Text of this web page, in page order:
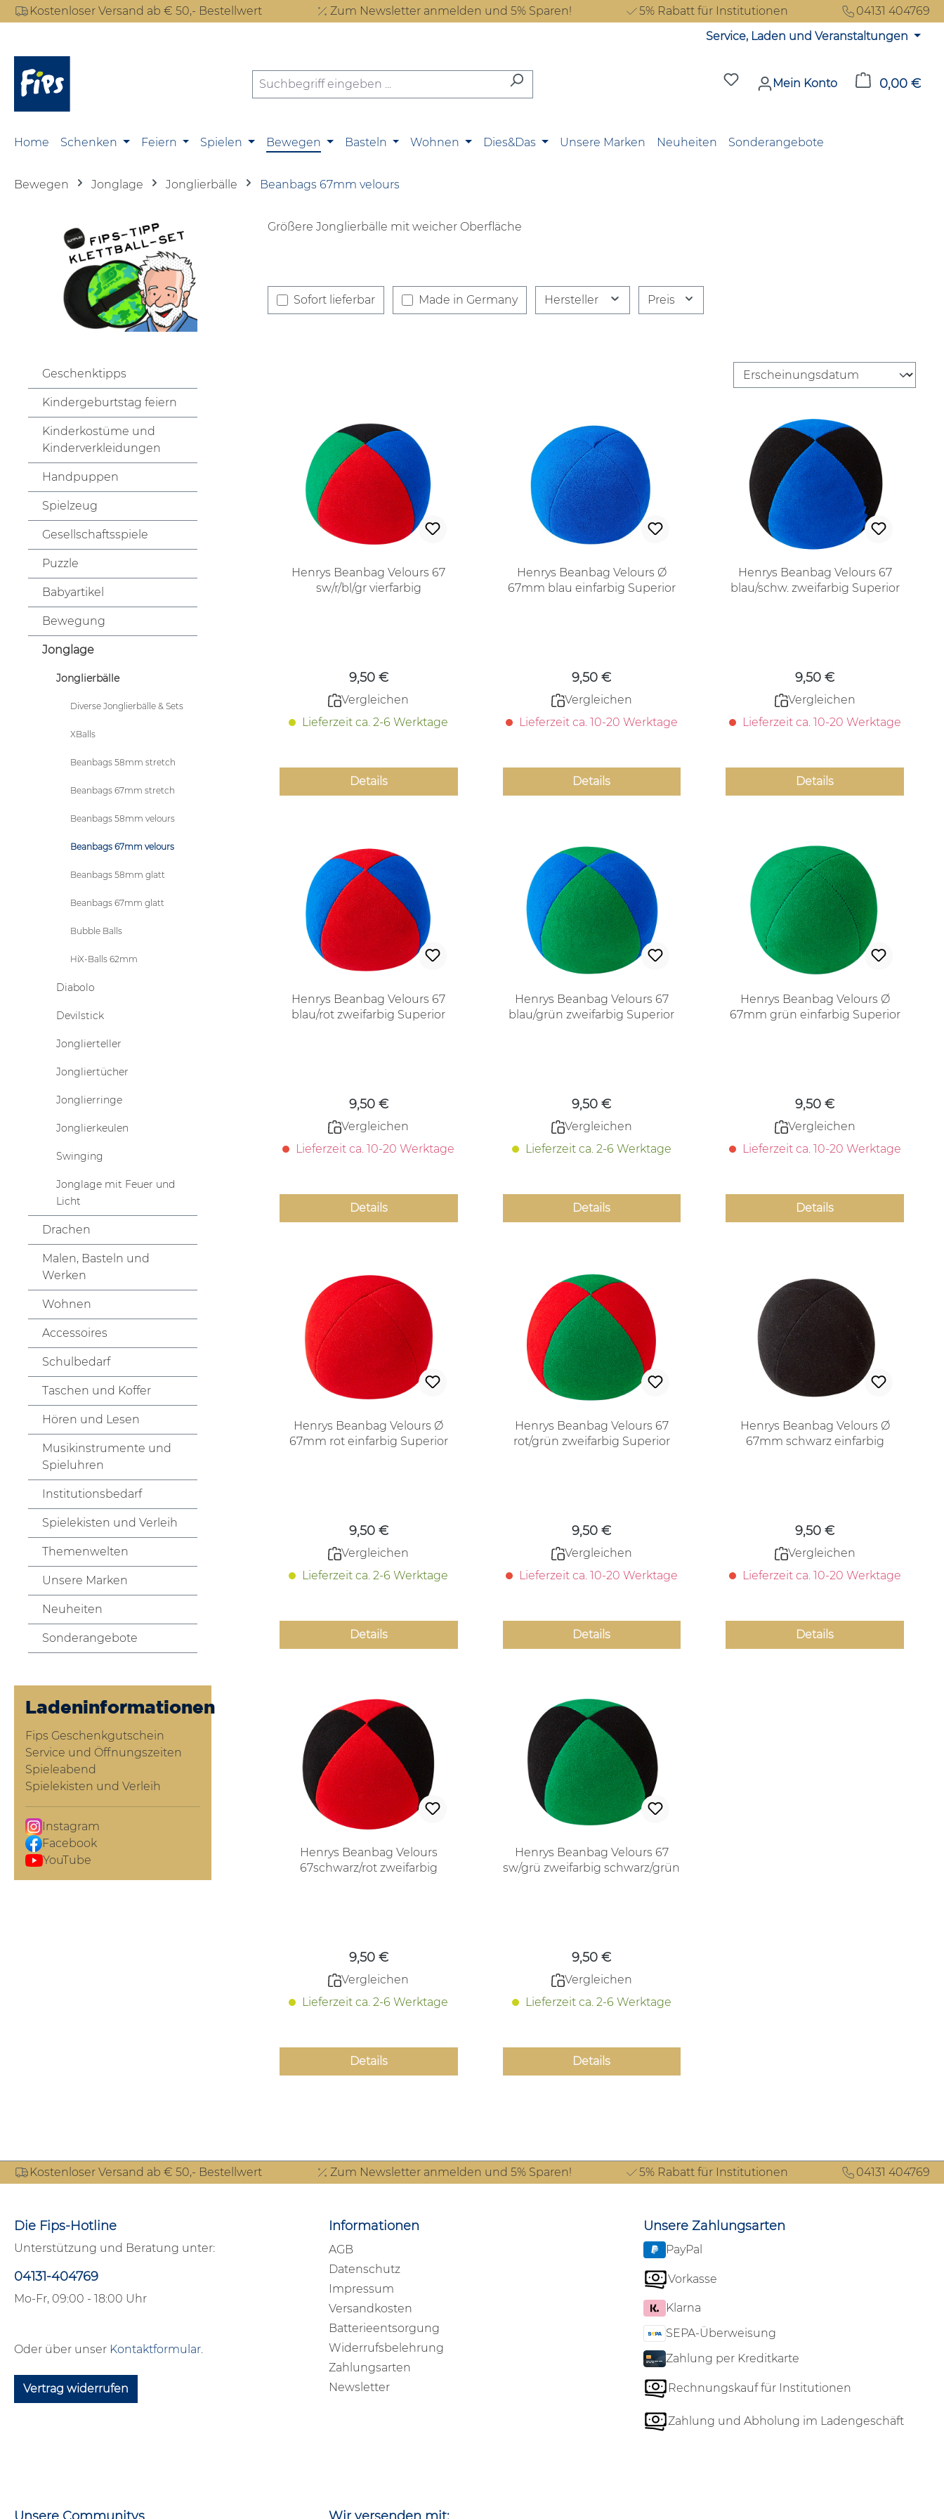
Hauptinhalt springen
Zur Suche springen
Zur Hauptnavigation springen
Kostenloser Versand ab € 50,- Bestellwert Zum Newsletter anmelden und 5% Sparen! 5% Rabatt für Institutionen
04131 404769
Service, Laden und Veranstaltungen
Du hast 0 Produkte auf dem
Mein Konto 0,00 €
Home Schenken Feiern Spielen Bewegen Basteln Wohnen Dies&Das Unsere Marken Neuheiten Sonderangebote
Bewegen Jonglage Jonglierbälle Beanbags 67mm velours
Geschenktipps
Kindergeburtstag feiern
Kinderkostüme und
Kinderverkleidungen
Handpuppen
Spielzeug
Gesellschaftsspiele
Puzzle
Babyartikel
Bewegung
Jonglage
Jonglierbälle
Diverse Jonglierbälle & Sets
XBalls
Beanbags 58mm stretch
Beanbags 67mm stretch
Beanbags 58mm velours
Beanbags 67mm velours
Beanbags 58mm glatt
Beanbags 67mm glatt
Bubble Balls
HiX-Balls 62mm
Diabolo
Devilstick
Jonglierteller
Jongliertücher
Jonglierringe
Jonglierkeulen
Swinging
Jonglage mit Feuer und
Licht
Drachen
Malen, Basteln und
Werken
Wohnen
Accessoires
Schulbedarf
Taschen und Koffer
Hören und Lesen
Musikinstrumente und
Spieluhren
Institutionsbedarf
Spielekisten und Verleih
Themenwelten
Unsere Marken
Neuheiten
Sonderangebote
Ladeninformationen
Fips Geschenkgutschein
Service und Öffnungszeiten
Spieleabend
Spielekisten und Verleih
Instagram
Facebook
YouTube
Größere Jonglierbälle mit weicher Oberfläche
Sofort lieferbar Made in Germany Hersteller Preis
Henrys Beanbag Velours 67
sw/r/bl/gr vierfarbig
9,50 €
Vergleichen
Lieferzeit ca. 2-6 Werktage
Details
Henrys Beanbag Velours Ø
67mm blau einfarbig Superior
9,50 €
Vergleichen
Lieferzeit ca. 10-20 Werktage
Details
Henrys Beanbag Velours 67
blau/schw. zweifarbig Superior
9,50 €
Vergleichen
Lieferzeit ca. 10-20 Werktage
Details
Henrys Beanbag Velours 67
blau/rot zweifarbig Superior
9,50 €
Vergleichen
Lieferzeit ca. 10-20 Werktage
Details
Henrys Beanbag Velours 67
blau/grün zweifarbig Superior
9,50 €
Vergleichen
Lieferzeit ca. 2-6 Werktage
Details
Henrys Beanbag Velours Ø
67mm grün einfarbig Superior
9,50 €
Vergleichen
Lieferzeit ca. 10-20 Werktage
Details
Henrys Beanbag Velours Ø
67mm rot einfarbig Superior
9,50 €
Vergleichen
Lieferzeit ca. 2-6 Werktage
Details
Henrys Beanbag Velours 67
rot/grün zweifarbig Superior
9,50 €
Vergleichen
Lieferzeit ca. 10-20 Werktage
Details
Henrys Beanbag Velours Ø
67mm schwarz einfarbig
9,50 €
Vergleichen
Lieferzeit ca. 10-20 Werktage
Details
Henrys Beanbag Velours
67schwarz/rot zweifarbig
9,50 €
Vergleichen
Lieferzeit ca. 2-6 Werktage
Details
Henrys Beanbag Velours 67
sw/grü zweifarbig schwarz/grün
9,50 €
Vergleichen
Lieferzeit ca. 2-6 Werktage
Details
Kostenloser Versand ab € 50,- Bestellwert Zum Newsletter anmelden und 5% Sparen! 5% Rabatt für Institutionen 04131 404769
Die Fips-Hotline
Unterstützung und Beratung unter:
04131-404769
Mo-Fr, 09:00 - 18:00 Uhr
Oder über unser Kontaktformular.
Vertrag widerrufen
Informationen
AGB
Datenschutz
Impressum
Versandkosten
Batterieentsorgung
Widerrufsbelehrung
Zahlungsarten
Newsletter
Unsere Zahlungsarten
PayPal
Vorkasse
Klarna
SEPA-Überweisung
Zahlung per Kreditkarte
Rechnungskauf für Institutionen
Zahlung und Abholung im Ladengeschäft